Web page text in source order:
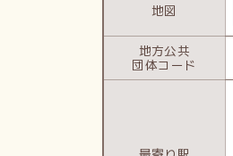
地図
地方公共
団体コード